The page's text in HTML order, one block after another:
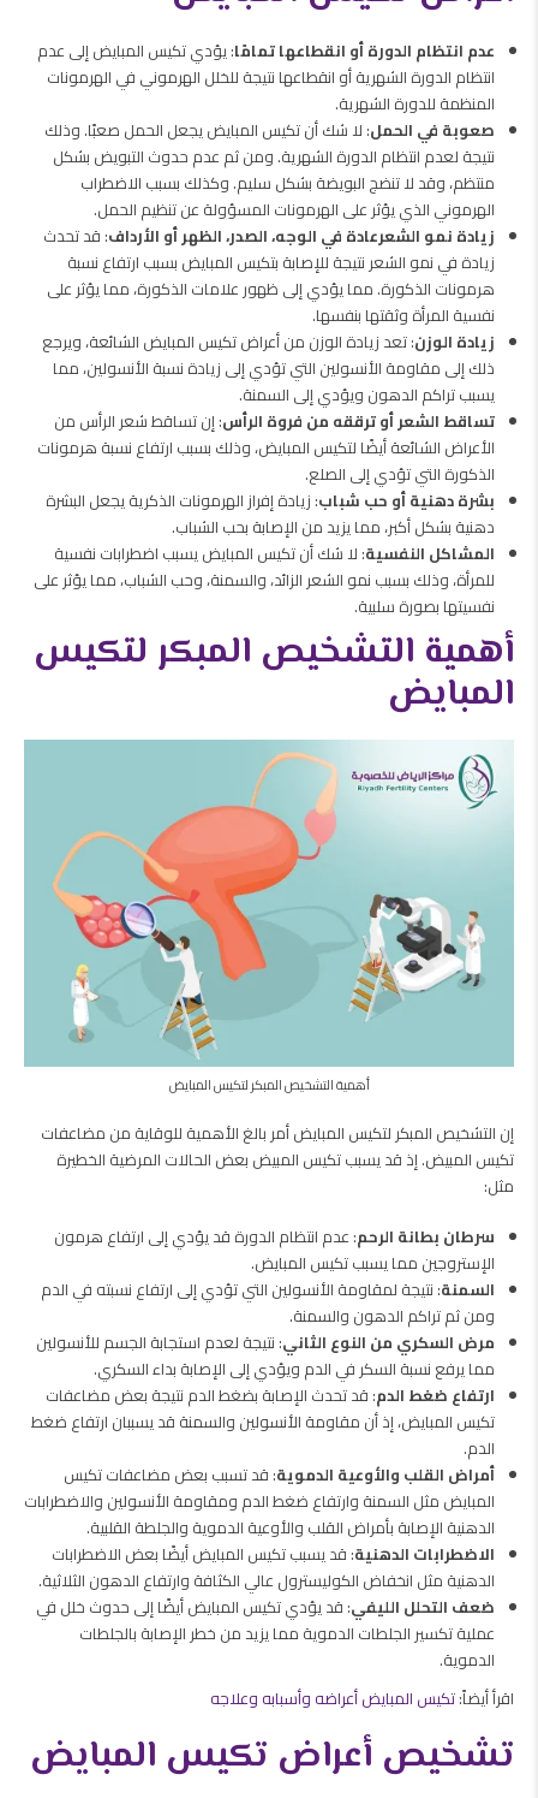
عدم انتظام الدورة أو انقطاعها تمامًا: يؤدي تكيس المبايض إلى عدم
انتظام الدورة الشهرية أو انقطاعها نتيجة للخلل الهرموني في الهرمونات
المنظمة للدورة الشهرية.
صعوبة في الحمل: لا شك أن تكيس المبايض يجعل الحمل صعبًا. وذلك
نتيجة لعدم انتظام الدورة الشهرية. ومن ثم عدم حدوث التبويض بشكل
منتظم، وقد لا تنضج البويضة بشكل سليم. وكذلك بسبب الاضطراب
الهرموني الذي يؤثر على الهرمونات المسؤولة عن تنظيم الحمل.
زيادة نمو الشعرعادة في الوجه، الصدر، الظهر أو الأرداف: قد تحدث
زيادة في نمو الشعر نتيجة للإصابة بتكيس المبايض بسبب ارتفاع نسبة
هرمونات الذكورة. مما يؤدي إلى ظهور علامات الذكورة، مما يؤثر على
نفسية المرأة وثقتها بنفسها.
زيادة الوزن: تعد زيادة الوزن من أعراض تكيس المبايض الشائعة، ويرجع
ذلك إلى مقاومة الأنسولين التي تؤدي إلى زيادة نسبة الأنسولين، مما
يسبب تراكم الدهون ويؤدي إلى السمنة.
تساقط الشعر أو ترققه من فروة الرأس: إن تساقط شعر الرأس من
الأعراض الشائعة أيضًا لتكيس المبايض، وذلك بسبب ارتفاع نسبة هرمونات
الذكورة التي تؤدي إلى الصلع.
بشرة دهنية أو حب شباب: زيادة إفراز الهرمونات الذكرية يجعل البشرة
دهنية بشكل أكبر، مما يزيد من الإصابة بحب الشباب.
المشاكل النفسية: لا شك أن تكيس المبايض يسبب اضطرابات نفسية
للمرأة، وذلك بسبب نمو الشعر الزائد، والسمنة، وحب الشباب، مما يؤثر على
نفسيتها بصورة سلبية.
أهمية التشخيص المبكر لتكيس
المبايض
أهمية التشخيص المبكر لتكيس المبايض
إن التشخيص المبكر لتكيس المبايض أمر بالغ الأهمية للوقاية من مضاعفات
تكيس المبيض. إذ قد يسبب تكيس المبيض بعض الحالات المرضية الخطيرة
مثل:
سرطان بطانة الرحم: عدم انتظام الدورة قد يؤدي إلى ارتفاع هرمون
الإستروجين مما يسبب تكيس المبايض.
السمنة: نتيجة لمقاومة الأنسولين التي تؤدي إلى ارتفاع نسبته في الدم
ومن ثم تراكم الدهون والسمنة.
مرض السكري من النوع الثاني: نتيجة لعدم استجابة الجسم للأنسولين
مما يرفع نسبة السكر في الدم ويؤدي إلى الإصابة بداء السكري.
ارتفاع ضغط الدم: قد تحدث الإصابة بضغط الدم نتيجة بعض مضاعفات
تكيس المبايض، إذ أن مقاومة الأنسولين والسمنة قد يسببان ارتفاع ضغط
الدم.
أمراض القلب والأوعية الدموية: قد تسبب بعض مضاعفات تكيس
المبايض مثل السمنة وارتفاع ضغط الدم ومقاومة الأنسولين والاضطرابات
الدهنية الإصابة بأمراض القلب والأوعية الدموية والجلطة القلبية.
الاضطرابات الدهنية: قد يسبب تكيس المبايض أيضًا بعض الاضطرابات
الدهنية مثل انخفاض الكوليسترول عالي الكثافة وارتفاع الدهون الثلاثية.
ضعف التحلل الليفي: قد يؤدي تكيس المبايض أيضًا إلى حدوث خلل في
عملية تكسير الجلطات الدموية مما يزيد من خطر الإصابة بالجلطات
الدموية.
اقرأ أيضاً:تكيس المبايض أعراضه وأسبابه وعلاجه
تشخيص أعراض تكيس المبايض